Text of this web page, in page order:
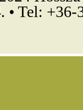
• Tel: